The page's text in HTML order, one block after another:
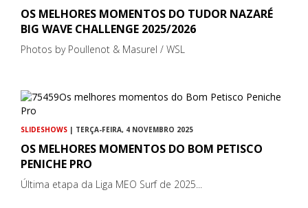
OS MELHORES MOMENTOS DO TUDOR NAZARÉ
BIG WAVE CHALLENGE 2025/2026
Photos by Poullenot & Masurel / WSL
SLIDESHOWS | TERÇA-FEIRA, 4 NOVEMBRO 2025
OS MELHORES MOMENTOS DO BOM PETISCO
PENICHE PRO
Última etapa da Liga MEO Surf de 2025...